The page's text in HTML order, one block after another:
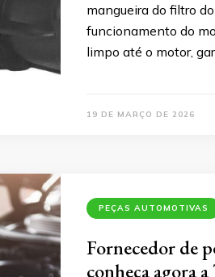
mangueira do filtro
funcionamento do
limpo até o motor,
19 DE MARÇO DE 2026
PEÇAS AUTOMOTIVAS
Fornecedor de
conheça agora